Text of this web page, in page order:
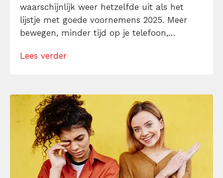
waarschijnlijk weer hetzelfde uit als het
lijstje met goede voornemens 2025. Meer
bewegen, minder tijd op je telefoon,
oppakken, je kent het wel. En ja, de kans is
Lees verder